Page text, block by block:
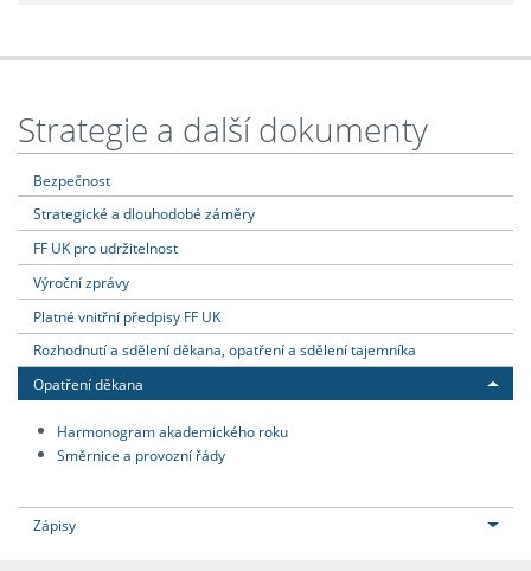
Strategie a další dokumenty
Bezpečnost
Strategické a dlouhodobé záměry
FF UK pro udržitelnost
Výroční zprávy
Platné vnitřní předpisy FF UK
Rozhodnutí a sdělení děkana, opatření a sdělení tajemníka
Opatření děkana
Harmonogram akademického roku
Směrnice a provozní řády
Zápisy